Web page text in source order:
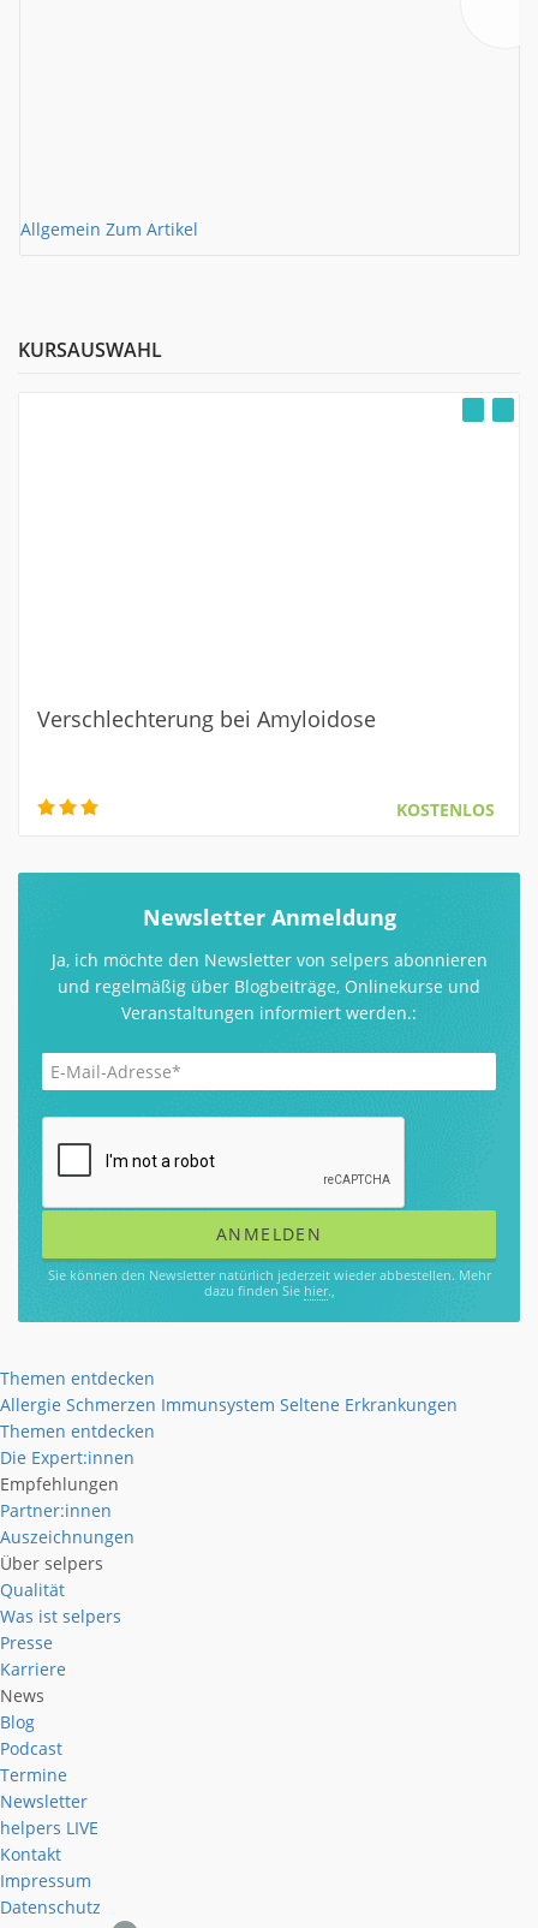
Allgemein Zum Artikel
KURSAUSWAHL
Verschlechterung bei Amyloidose
KOSTENLOS
Newsletter Anmeldung
Ja, ich möchte den Newsletter von selpers abonnieren
und regelmäßig über Blogbeiträge, Onlinekurse und
Veranstaltungen informiert werden.:
Sie können den Newsletter natürlich jederzeit wieder abbestellen. Mehr
dazu finden Sie hier.,
Themen entdecken
Allergie Schmerzen Immunsystem Seltene Erkrankungen
Themen entdecken
Die Expert:innen
Empfehlungen
Partner:innen
Auszeichnungen
Über selpers
Qualität
Was ist selpers
Presse
Karriere
News
Blog
Podcast
Termine
Newsletter
helpers LIVE
Kontakt
Impressum
Datenschutz